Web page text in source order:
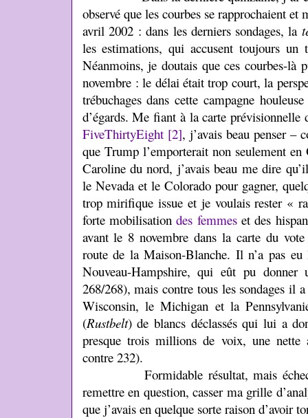
observé que les courbes se rapprochaient et
avril 2002 : dans les derniers sondages, la
les estimations, qui accusent toujours
Néanmoins, je doutais que ces courbes-là
novembre : le délai était trop court, la
trébuchages dans cette campagne
d’égards. Me fiant à la carte prévisionnelle
FiveThirtyEight [2], j’avais beau penser –
que Trump l’emporterait non seulement
Caroline du nord, j’avais beau me dire
le Nevada et le Colorado pour gagner,
trop mirifique issue et je voulais rester «
forte mobilisationdes femmeset des
avant le 8 novembre dans la carte du
route de la Maison-Blanche. Il n’a pas
Nouveau-Hampshire, qui eût pu donner
268/268), mais contre tous les sondages il
Wisconsin, le Michigan et la
(Rustbelt) de blancs déclassés qui lui a
presque trois millions de voix, une nette
contre 232).
Formidable résultat, mais échec
remettre en question, casser ma grille
que j’avais en quelque sorte raison d’avoir